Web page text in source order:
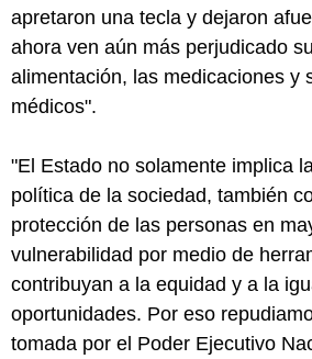
apretaron una tecla y dejaron
ahora ven aún más perjudicado
alimentación, las medicaciones y
médicos".
"El Estado no solamente implica
política de la sociedad, también
protección de las personas en
vulnerabilidad por medio de
contribuyan a la equidad y a la
oportunidades. Por eso
tomada por el Poder Ejecutivo